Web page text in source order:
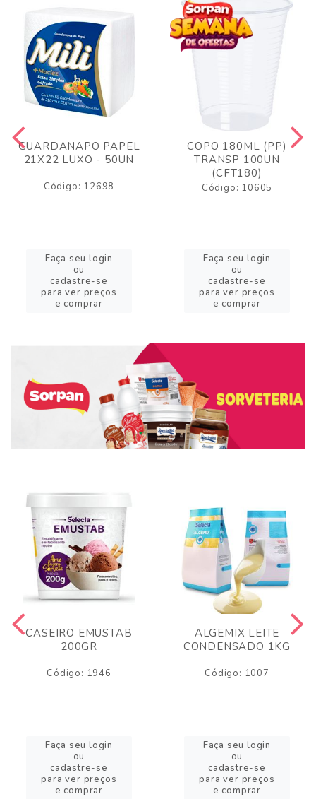
GUARDANAPO PAPEL
21X22 LUXO - 50UN
Código: 12698
Faça seu login
ou
cadastre-se
para ver preços
e comprar
COPO 180ML (PP)
TRANSP 100UN
(CFT180)
Código: 10605
Faça seu login
ou
cadastre-se
para ver preços
e comprar
CASEIRO EMUSTAB
200GR
Código: 1946
Faça seu login
ou
cadastre-se
para ver preços
e comprar
ALGEMIX LEITE
CONDENSADO 1KG
Código: 1007
Faça seu login
ou
cadastre-se
para ver preços
e comprar